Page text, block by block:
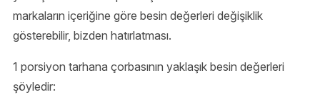
markaların içeriğine göre besin değerleri değişiklik
gösterebilir, bizden hatırlatması.
1 porsiyon tarhana çorbasının yaklaşık besin değerleri
şöyledir: